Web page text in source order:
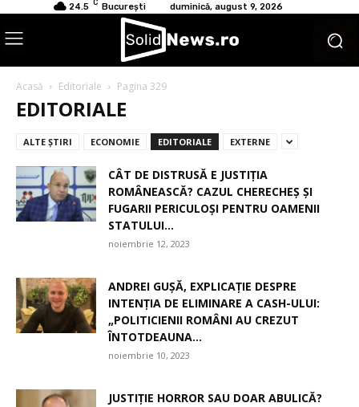
24.5 C București duminică, august 9, 2026
Acasă Editoriale Pagina 329
EDITORIALE
ALTE ŞTIRI ECONOMIE EDITORIALE EXTERNE
CÂT DE DISTRUSĂ E JUSTIȚIA
ROMÂNEASCĂ? CAZUL CHERECHEȘ ȘI
FUGARII PERICULOȘI PENTRU OAMENII
STATULUI...
noiembrie 12, 2023
ANDREI GUȘĂ, EXPLICAȚIE DESPRE
INTENȚIA DE ELIMINARE A CASH-ULUI:
„POLITICIENII ROMÂNI AU CREZUT
ÎNTOTDEAUNA...
noiembrie 10, 2023
JUSTIȚIE HORROR SAU DOAR ABULICĂ?